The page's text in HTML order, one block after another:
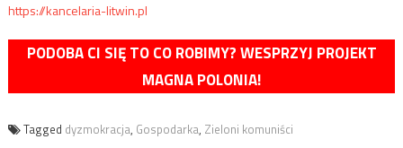
https://kancelaria-litwin.pl
PODOBA CI SIĘ TO CO ROBIMY? WESPRZYJ PROJEKT
MAGNA POLONIA!
Tagged dyzmokracja, Gospodarka, Zieloni komuniści